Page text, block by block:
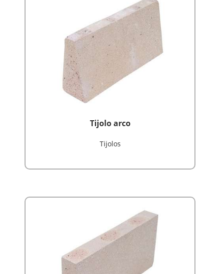
Tijolo arco
Tijolos